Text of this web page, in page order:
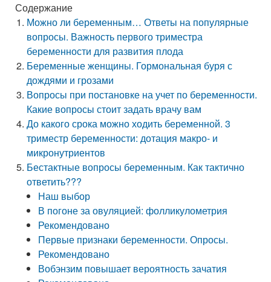
Содержание
Можно ли беременным… Ответы на популярные
вопросы. Важность первого триместра
беременности для развития плода
Беременные женщины. Гормональная буря с
дождями и грозами
Вопросы при постановке на учет по беременности.
Какие вопросы стоит задать врачу вам
До какого срока можно ходить беременной. 3
триместр беременности: дотация макро- и
микронутриентов
Бестактные вопросы беременным. Как тактично
ответить???
Наш выбор
В погоне за овуляцией: фолликулометрия
Рекомендовано
Первые признаки беременности. Опросы.
Рекомендовано
Вобэнзим повышает вероятность зачатия